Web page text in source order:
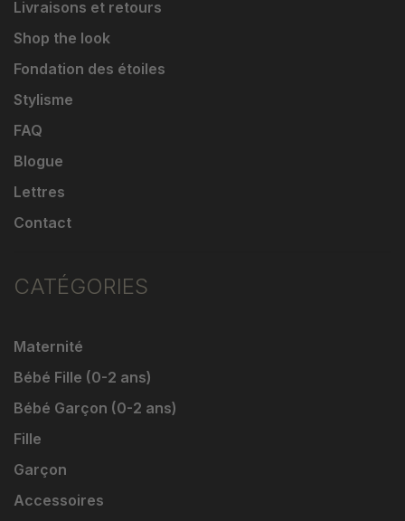
Livraisons et retours
Shop the look
Fondation des étoiles
Stylisme
FAQ
Blogue
Lettres
Contact
CATÉGORIES
Maternité
Bébé Fille (0-2 ans)
Bébé Garçon (0-2 ans)
Fille
Garçon
Accessoires